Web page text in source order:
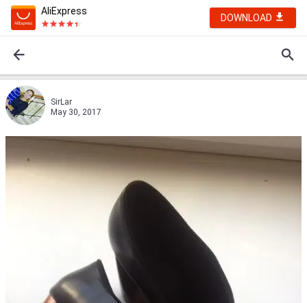
AliExpress
DOWNLOAD
SirLar
May 30, 2017